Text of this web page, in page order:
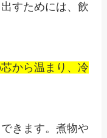
すためには、飲
から温まり、冷
きます。煮物や